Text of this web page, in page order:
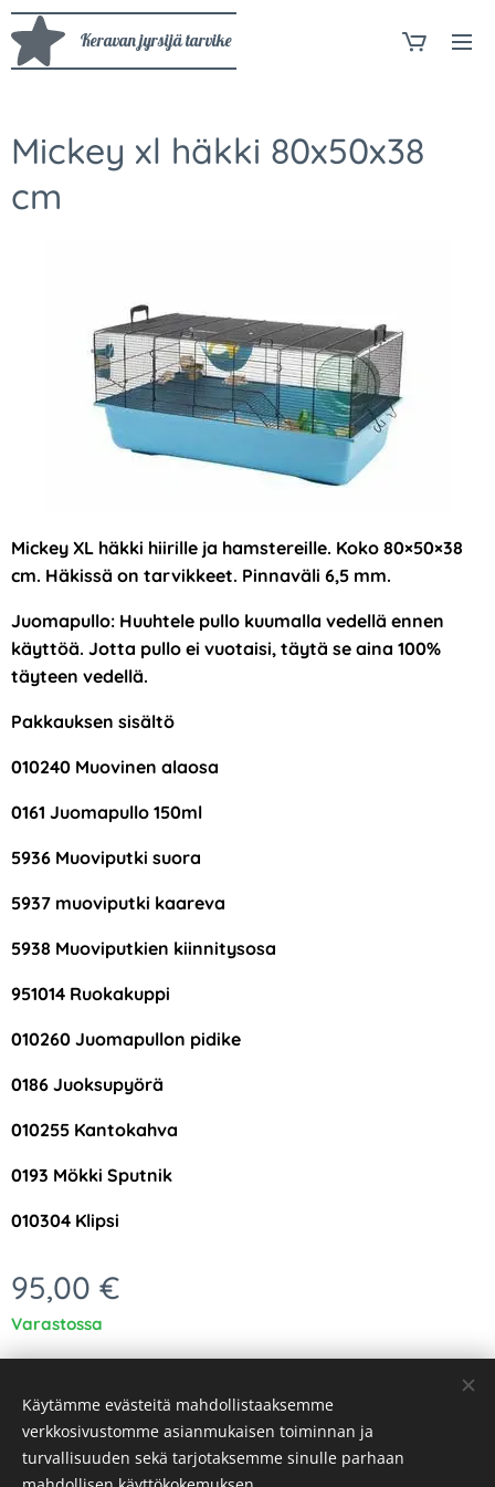
Keravan jyrsijä tarvike
Mickey xl häkki 80x50x38
cm
Mickey XL häkki hiirille ja hamstereille. Koko 80×50×38
cm. Häkissä on tarvikkeet. Pinnaväli 6,5 mm.
Juomapullo: Huuhtele pullo kuumalla vedellä ennen
käyttöä. Jotta pullo ei vuotaisi, täytä se aina 100%
täyteen vedellä.
Pakkauksen sisältö
010240 Muovinen alaosa
0161 Juomapullo 150ml
5936 Muoviputki suora
5937 muoviputki kaareva
5938 Muoviputkien kiinnitysosa
951014 Ruokakuppi
010260 Juomapullon pidike
0186 Juoksupyörä
010255 Kantokahva
0193 Mökki Sputnik
010304 Klipsi
95,00 €
Varastossa
Evästeet
Käytämme evästeitä mahdollistaaksemme
verkkosivustomme asianmukaisen toiminnan ja
turvallisuuden sekä tarjotaksemme sinulle parhaan